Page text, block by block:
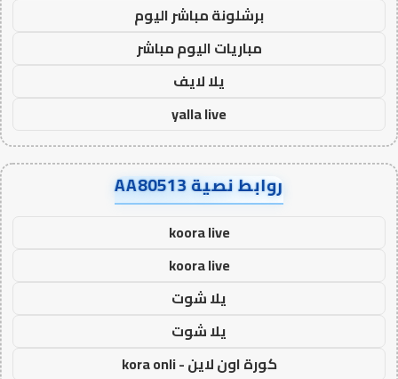
برشلونة مباشر اليوم
مباريات اليوم مباشر
يلا لايف
yalla live
روابط نصية AA80513
koora live
koora live
يلا شوت
يلا شوت
كورة اون لاين - kora onli